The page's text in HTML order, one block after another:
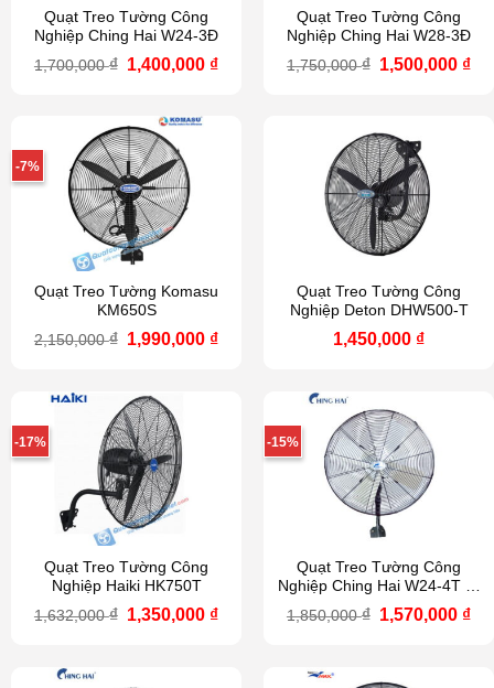
Quạt Treo Tường Công
Nghiệp Ching Hai W24-3Đ
1,700,000₫ Giá
1,700,000 ₫.
1,400,000 ₫Giá
Quạt Treo Tường Công
Nghiệp Ching Hai W28-3Đ
1,750,000₫ Giá
1,500,000 ₫
-7%
Quạt Treo Tường Komasu
KM650S
2,150,000₫ Giá
2,150,000 ₫.
1,990,000 ₫Giá
1,990,000 ₫.
Quạt Treo Tường Công
Nghiệp Deton DHW500-T
1,450,000 ₫
-17%
Quạt Treo Tường Công
Nghiệp Haiki HK750T
1,632,000₫ Giá
1,350,000 ₫Giá
-15%
Quạt Treo Tường Công
Nghiệp Ching Hai W24-4T (4
cánh trắng)
1,850,000₫ Giá
1,570,000 ₫